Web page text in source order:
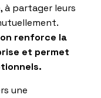
à partager leurs
renforce la
et permet
une